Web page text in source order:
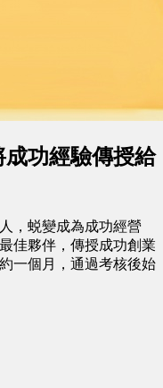
功經驗傳授給
，蜕變成為成功經營
佳夥伴，傳授成功創業
一個月，通過考核後始